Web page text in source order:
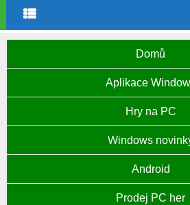
Domů
Aplikace
Hry na PC
Windows
Android
Prodej PC her